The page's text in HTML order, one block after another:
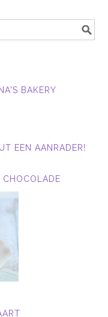
BAKERY
EEN AANRADER!
CHOCOLADE